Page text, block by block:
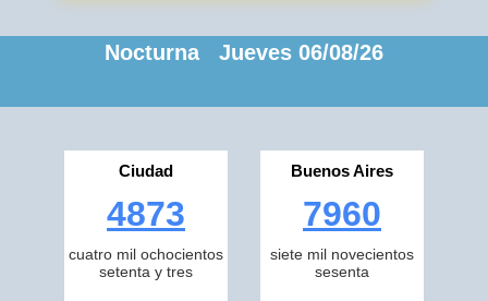
Nocturna Jueves 06/08/26
Ciudad
4873
cuatro mil ochocientos
setenta y tres
Buenos Aires
7960
siete mil novecientos
sesenta